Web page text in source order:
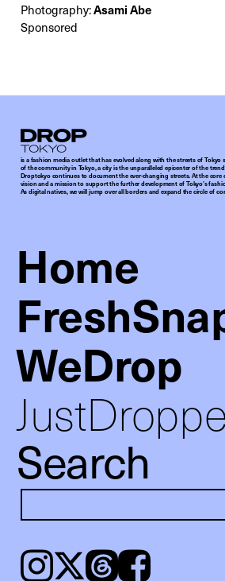
Photography:Asami Abe
Sponsored
Droptokyo
is a fashion media outlet that has evolved along with the streets of Tokyo
of the community in Tokyo, a city is the unparalleled epicenter of the
Droptokyo continues to document the ever-changing streets. At the core
vision and a mission to support the further development of Tokyo’s
As digital natives, we will jump over all borders and expand the circle of
Home
WeDrop
Search
Instagram𝕏ThreadsFacebook